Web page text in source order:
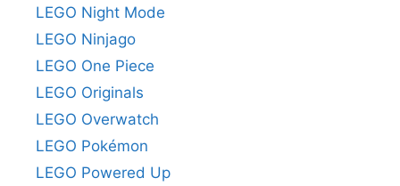
LEGO Night Mode
LEGO Ninjago
LEGO One Piece
LEGO Originals
LEGO Overwatch
LEGO Pokémon
LEGO Powered Up